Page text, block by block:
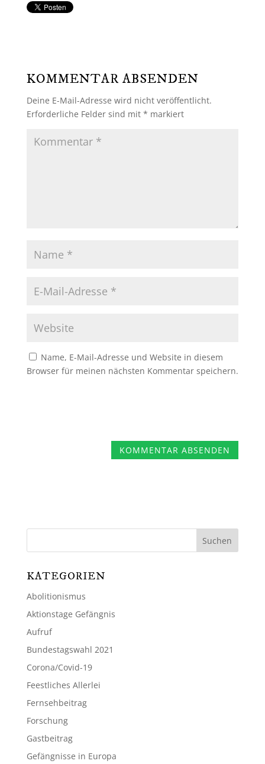
KOMMENTAR ABSENDEN
Deine E-Mail-Adresse wird nicht veröffentlicht.
Erforderliche Felder sind mit * markiert
Name, E-Mail-Adresse und Website in diesem
Browser für meinen nächsten Kommentar speichern.
KATEGORIEN
Abolitionismus
Aktionstage Gefängnis
Aufruf
Bundestagswahl 2021
Corona/Covid-19
Feestliches Allerlei
Fernsehbeitrag
Forschung
Gastbeitrag
Gefängnisse in Europa